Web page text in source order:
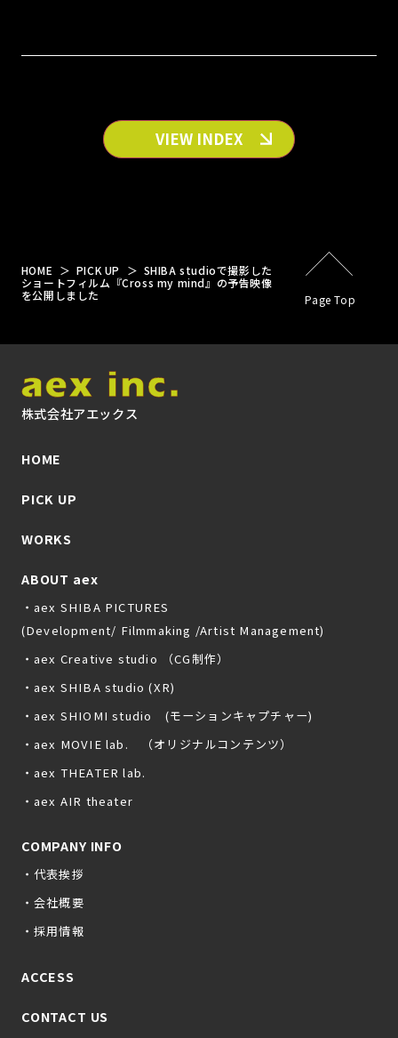
VIEW INDEX
HOME PICK UP
SHIBA studioで撮影した
ショートフィルム『Cross my mind』の予告映像
を公開しました
Page Top
株式会社アエックス
HOME
PICK UP
WORKS
ABOUT aex
・aex SHIBA PICTURES
(Development/ Filmmaking /Artist Management)
・aex Creative studio （CG制作）
・aex SHIBA studio (XR)
・aex SHIOMI studio (モーションキャプチャー)
・aex MOVIE lab. （オリジナルコンテンツ）
・aex THEATER lab.
・aex AIR theater
COMPANY INFO
・代表挨拶
・会社概要
・採用情報
ACCESS
CONTACT US